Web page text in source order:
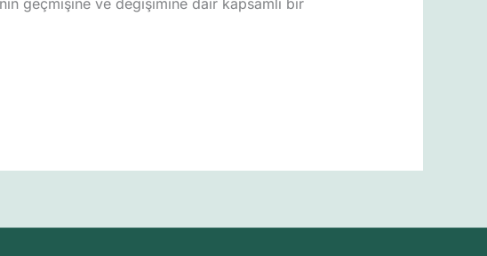
geçmişine ve değişimine dair kapsamlı bir